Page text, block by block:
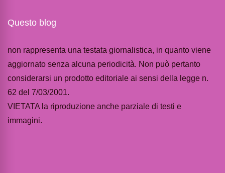
Questo blog
non rappresenta una testata giornalistica, in quanto viene
aggiornato senza alcuna periodicità. Non può pertanto
considerarsi un prodotto editoriale ai sensi della legge n.
62 del 7/03/2001.
VIETATA la riproduzione anche parziale di testi e
immagini.